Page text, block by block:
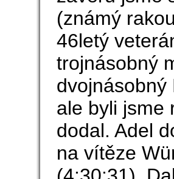
(známý
46letý
trojnásobný
dvojnásobný
ale byli jsme
dodal. Adel
na vítěze